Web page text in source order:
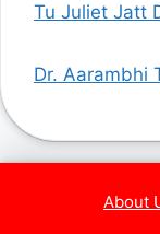
Tu Juliet Jatt
Dr. Aarambhi
About